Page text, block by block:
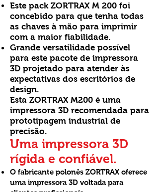
Este pack ZORTRAX M 200 foi
concebido para que tenha todas
as chaves à mão para imprimir
com a maior fiabilidade.
Grande versatilidade possível
para este pacote de impressora
3D projetado para atender às
expectativas dos escritórios de
design.
Esta ZORTRAX M200 é uma
impressora 3D recomendada para
prototipagem industrial de
precisão.
Uma impressora 3D
rígida e confiável.
O fabricante polonês ZORTRAX oferece
uma impressora 3D voltada para